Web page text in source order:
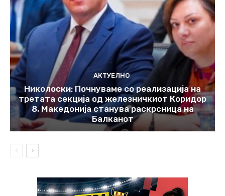
АКТУЕЛНО
Николоски: Почнуваме со реализација на
третата секција од железничкиот Коридор
8, Македонија станува раскрсница на
Балканот